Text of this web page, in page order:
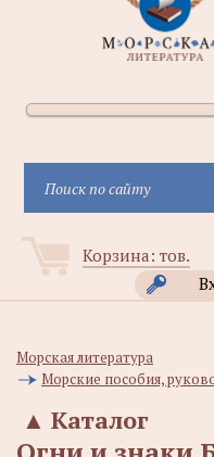
Корзина: тов.
Морская литература
Морские пособия,
Каталог
▲